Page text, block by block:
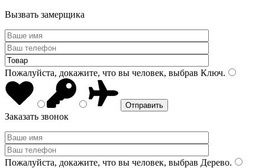
Вызвать замерщика
Пожалуйста, докажите, что вы человек, выбрав Ключ.
Заказать звонок
Пожалуйста, докажите, что вы человек, выбрав Дерево.